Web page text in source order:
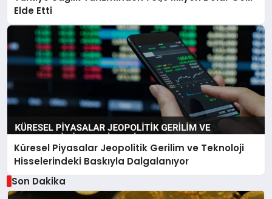
Elde Etti
Küresel Piyasalar Jeopolitik Gerilim ve Teknoloji
Hisselerindeki Baskıyla Dalgalanıyor
Son Dakika